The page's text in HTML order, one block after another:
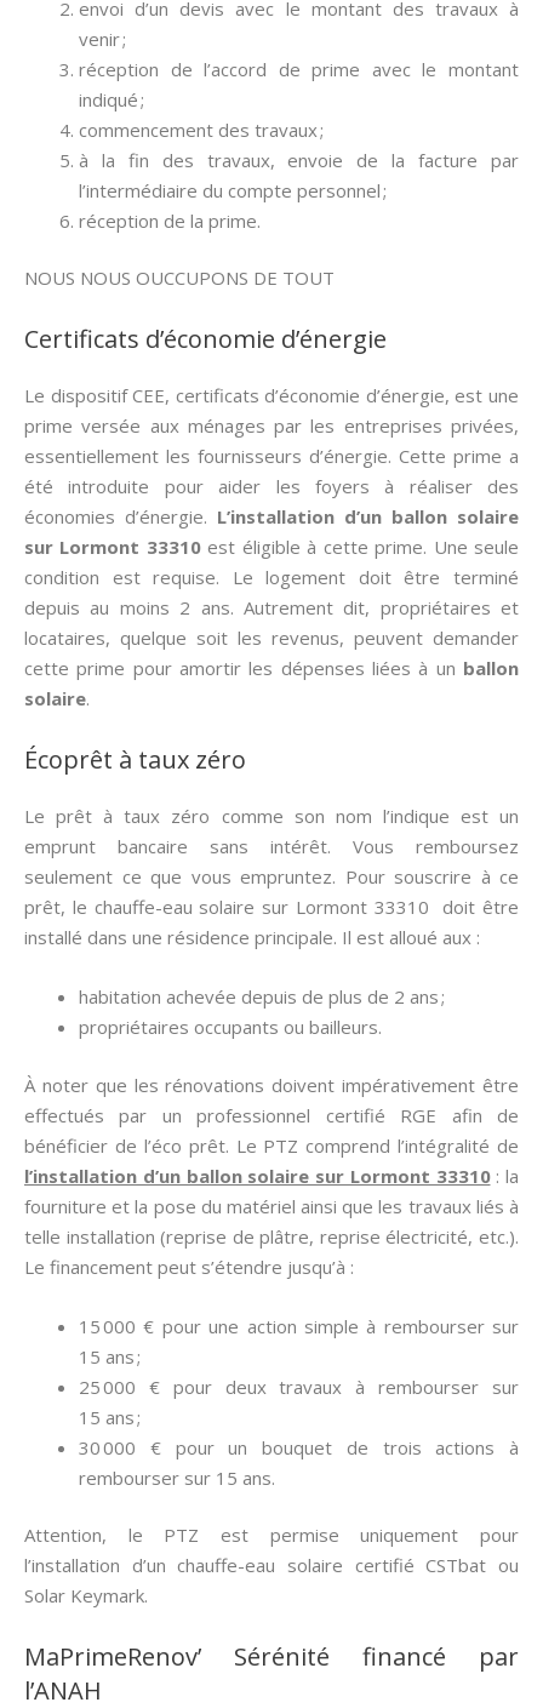
envoi d’un devis avec le montant des travaux à
venir ;
réception de l’accord de prime avec le montant
indiqué ;
commencement des travaux ;
à la fin des travaux, envoie de la facture par
l’intermédiaire du compte personnel ;
réception de la prime.
NOUS NOUS OUCCUPONS DE TOUT
Certificats d’économie d’énergie
Le dispositif CEE, certificats d’économie d’énergie, est une
prime versée aux ménages par les entreprises privées,
essentiellement les fournisseurs d’énergie. Cette prime a
été introduite pour aider les foyers à réaliser des
économies d’énergie. L’installation d’un ballon solaire
sur Lormont 33310est éligible à cette prime. Une seule
condition est requise. Le logement doit être terminé
depuis au moins 2 ans. Autrement dit, propriétaires et
locataires, quelque soit les revenus, peuvent demander
cette prime pour amortir les dépenses liées à un ballon
solaire.
Écoprêt à taux zéro
Le prêt à taux zéro comme son nom l’indique est un
emprunt bancaire sans intérêt. Vous remboursez
seulement ce que vous empruntez. Pour souscrire à ce
prêt, le chauffe-eau solaire sur Lormont 33310 doit être
installé dans une résidence principale. Il est alloué aux :
habitation achevée depuis de plus de 2 ans ;
propriétaires occupants ou bailleurs.
À noter que les rénovations doivent impérativement être
effectués par un professionnel certifié RGE afin de
bénéficier de l’éco prêt. Le PTZ comprend l’intégralité de
l’installation d’un ballon solaire sur Lormont 33310: la
fourniture et la pose du matériel ainsi que les travaux liés à
telle installation (reprise de plâtre, reprise électricité, etc.).
Le financement peut s’étendre jusqu’à :
15 000 € pour une action simple à rembourser sur
15 ans ;
25 000 € pour deux travaux à rembourser sur
15 ans ;
30 000 € pour un bouquet de trois actions à
rembourser sur 15 ans.
Attention, le PTZ est permise uniquement pour
l’installation d’un chauffe-eau solaire certifié CSTbat ou
Solar Keymark.
MaPrimeRenov’ Sérénité financé par
l’ANAH